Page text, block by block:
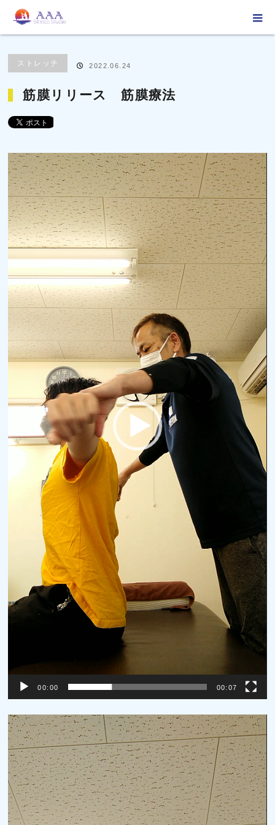
ブログ
ストレッチ 2022.06.24
筋膜リリース 筋膜療法
動
画
プ
レ
ー
00:00 00:07
動
画
プ
レ
ー
ヤ